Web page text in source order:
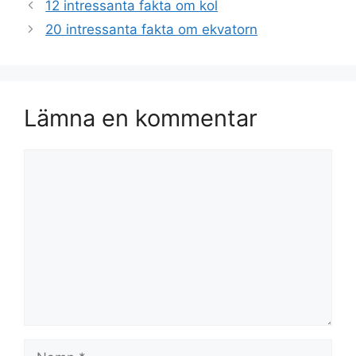
12 intressanta fakta om kol
20 intressanta fakta om ekvatorn
Lämna en kommentar